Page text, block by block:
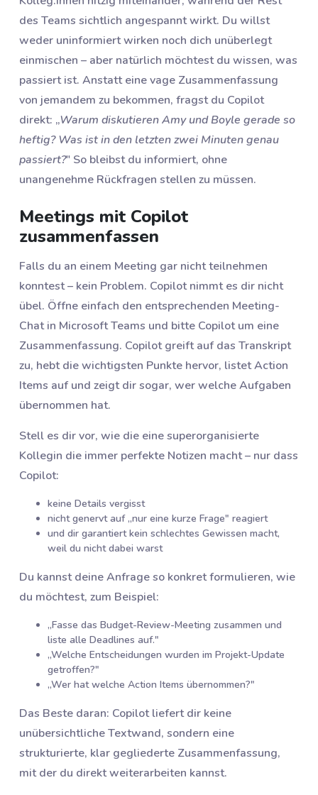
des Teams sichtlich angespannt wirkt. Du willst
weder uninformiert wirken noch dich unüberlegt
einmischen – aber natürlich möchtest du wissen, was
passiert ist. Anstatt eine vage Zusammenfassung
von jemandem zu bekommen, fragst du Copilot
direkt: „Warum diskutieren Amy und Boyle gerade so
heftig? Was ist in den letzten zwei Minuten genau
passiert?" So bleibst du informiert, ohne
unangenehme Rückfragen stellen zu müssen.
Meetings mit Copilot
zusammenfassen
Falls du an einem Meeting gar nicht teilnehmen
konntest – kein Problem. Copilot nimmt es dir nicht
übel. Öffne einfach den entsprechenden Meeting-
Chat in Microsoft Teams und bitte Copilot um eine
Zusammenfassung. Copilot greift auf das Transkript
zu, hebt die wichtigsten Punkte hervor, listet Action
Items auf und zeigt dir sogar, wer welche Aufgaben
übernommen hat.
Stell es dir vor, wie die eine superorganisierte
Kollegin die immer perfekte Notizen macht – nur dass
Copilot:
keine Details vergisst
nicht genervt auf „nur eine kurze Frage" reagiert
und dir garantiert kein schlechtes Gewissen macht,
weil du nicht dabei warst
Du kannst deine Anfrage so konkret formulieren, wie
du möchtest, zum Beispiel:
„Fasse das Budget-Review-Meeting zusammen und
liste alle Deadlines auf."
„Welche Entscheidungen wurden im Projekt-Update
getroffen?"
„Wer hat welche Action Items übernommen?"
Das Beste daran: Copilot liefert dir keine
unübersichtliche Textwand, sondern eine
strukturierte, klar gegliederte Zusammenfassung,
mit der du direkt weiterarbeiten kannst.